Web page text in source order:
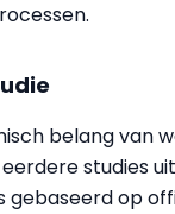
belang van
studies
gebaseerd op